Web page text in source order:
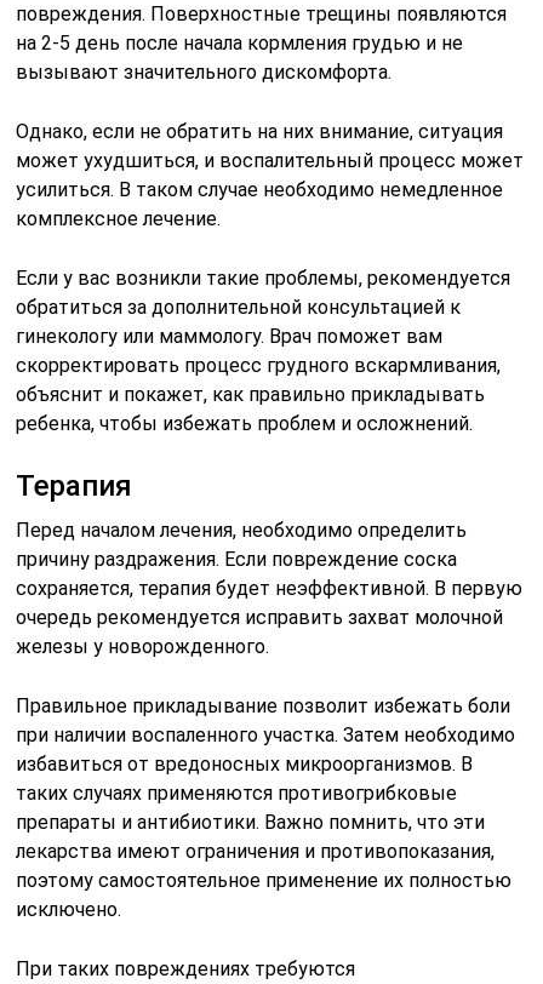
повреждения. Поверхностные трещины появляются
на 2-5 день после начала кормления грудью и не
вызывают значительного дискомфорта.
Однако, если не обратить на них внимание, ситуация
может ухудшиться, и воспалительный процесс может
усилиться. В таком случае необходимо немедленное
комплексное лечение.
Если у вас возникли такие проблемы, рекомендуется
обратиться за дополнительной консультацией к
гинекологу или маммологу. Врач поможет вам
скорректировать процесс грудного вскармливания,
объяснит и покажет, как правильно прикладывать
ребенка, чтобы избежать проблем и осложнений.
Терапия
Перед началом лечения, необходимо определить
причину раздражения. Если повреждение соска
сохраняется, терапия будет неэффективной. В первую
очередь рекомендуется исправить захват молочной
железы у новорожденного.
Правильное прикладывание позволит избежать боли
при наличии воспаленного участка. Затем необходимо
избавиться от вредоносных микроорганизмов. В
таких случаях применяются противогрибковые
препараты и антибиотики. Важно помнить, что эти
лекарства имеют ограничения и противопоказания,
поэтому самостоятельное применение их полностью
исключено.
При таких повреждениях требуются